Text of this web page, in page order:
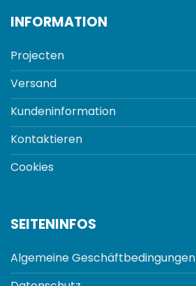
INFORMATION
Projecten
Versand
Kundeninformation
Kontaktieren
Cookies
SEITENINFOS
Algemeine Geschäftbedingungen